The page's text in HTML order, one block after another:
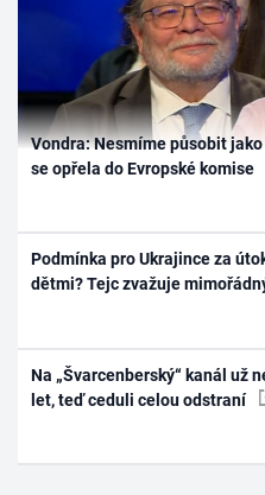
Vondra: Nesmíme působit
se opřela do Evropské komise
Podmínka pro Ukrajince za
dětmi? Tejc zvažuje
Na „Švarcenberský“ kanál už
let, teď ceduli celou odstraní